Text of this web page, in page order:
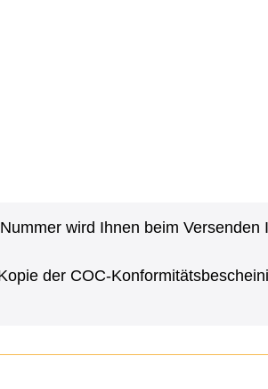
wird Ihnen beim Versenden
der COC-